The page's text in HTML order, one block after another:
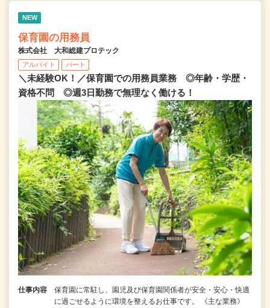
NEW
保育園の用務員
株式会社 大和総建プロテック
アルバイト パート
＼未経験OK！／保育園での用務員業務 ◎年齢・学歴・
資格不問 ◎週3日勤務で無理なく働ける！
仕事内容
保育園に常駐し、園児及び保育園関係者が安全・安心・快適
に過ごせるように環境を整えるお仕事です。 《主な業務》